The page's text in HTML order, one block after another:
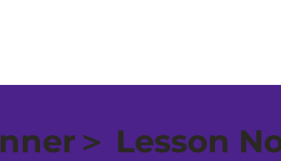
＞ Lesson